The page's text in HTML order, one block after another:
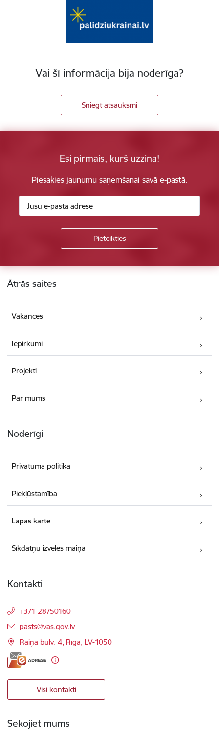
Vai šī informācija bija noderīga?
Sniegt atsauksmi
Esi pirmais, kurš uzzina!
Piesakies jaunumu saņemšanai savā e-pastā.
Kājene
Ātrās saites
Vakances
Iepirkumi
Projekti
Par mums
Noderīgi
Privātuma politika
Piekļūstamība
Lapas karte
Sīkdatņu izvēles maiņa
Kontakti
+371 28750160
E-pasts:
pasts@vas.gov.lv
Raiņa bulv. 4, Rīga, LV-1050
Visi kontakti
Sekojiet mums